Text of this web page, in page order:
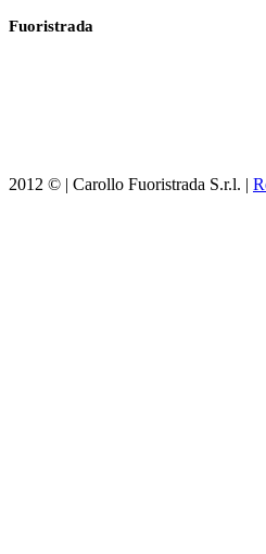
Fuoristrada
2012 © | Carollo Fuoristrada S.r.l. |